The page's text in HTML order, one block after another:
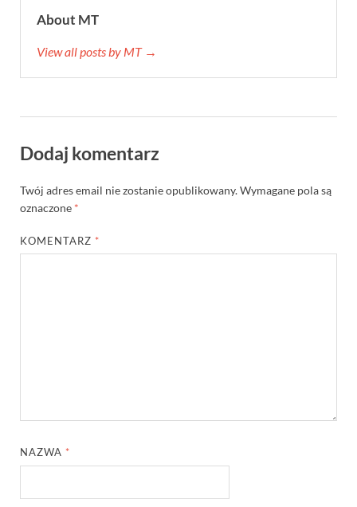
About MT
View all posts by MT →
Dodaj komentarz
Twój adres email nie zostanie opublikowany.Wymagane pola są
oznaczone *
KOMENTARZ *
NAZWA *